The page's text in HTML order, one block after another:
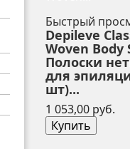
Быстрый
Depileve
Woven Body
Полоски
для
шт)...
1 053,00 руб.
Купить